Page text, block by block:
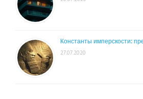
Константы имперскости:
27.07.2020